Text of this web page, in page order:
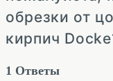
обрезки от
кирпич
1 Ответы